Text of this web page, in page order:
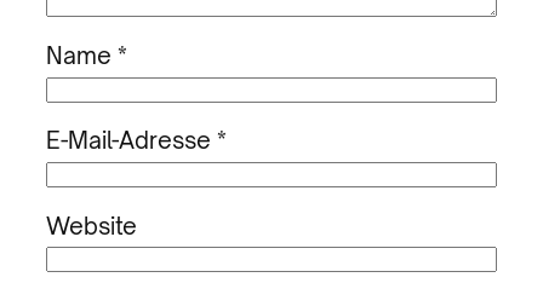
Name *
E-Mail-Adresse *
Website